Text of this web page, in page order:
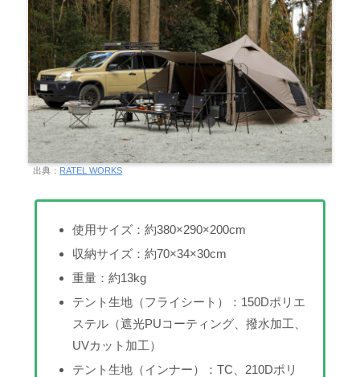
出典： RATEL WORKS
使用サイズ：約380×290×200cm
収納サイズ：約70×34×30cm
重量：約13kg
テント生地（フライシート）：150Dポリエ
ステル（遮光PUコーティング、撥水加工、
UVカット加工）
テント生地（インナー）：TC、210Dポリ